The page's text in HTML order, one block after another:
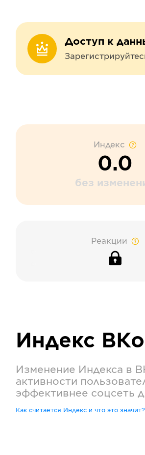
Доступ к
Индекс
0.0
без
Реакции
Индекс
Изменение Индекса в
активности
эффективнее соцсеть
Как считается Индекс и что это значит?